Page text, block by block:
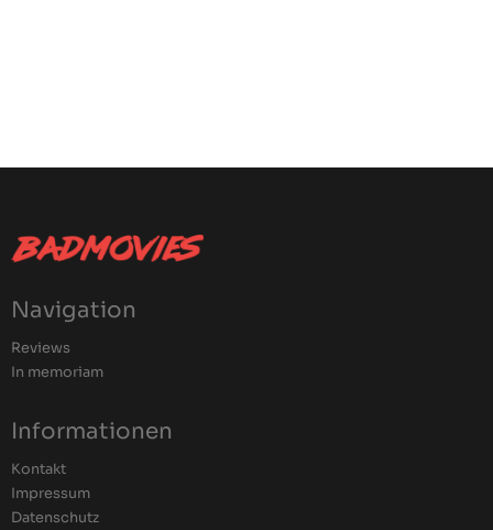
Navigation
Reviews
In memoriam
Informationen
Kontakt
Impressum
Datenschutz